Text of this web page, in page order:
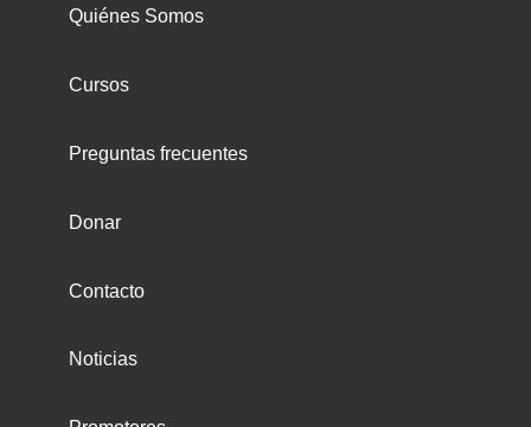
Quiénes Somos
Cursos
Preguntas frecuentes
Donar
Contacto
Noticias